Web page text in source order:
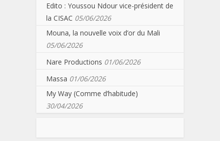
Edito : Youssou Ndour vice-président de
la CISAC 05/06/2026
Mouna, la nouvelle voix d’or du Mali
05/06/2026
Nare Productions 01/06/2026
Massa 01/06/2026
My Way (Comme d’habitude)
30/04/2026